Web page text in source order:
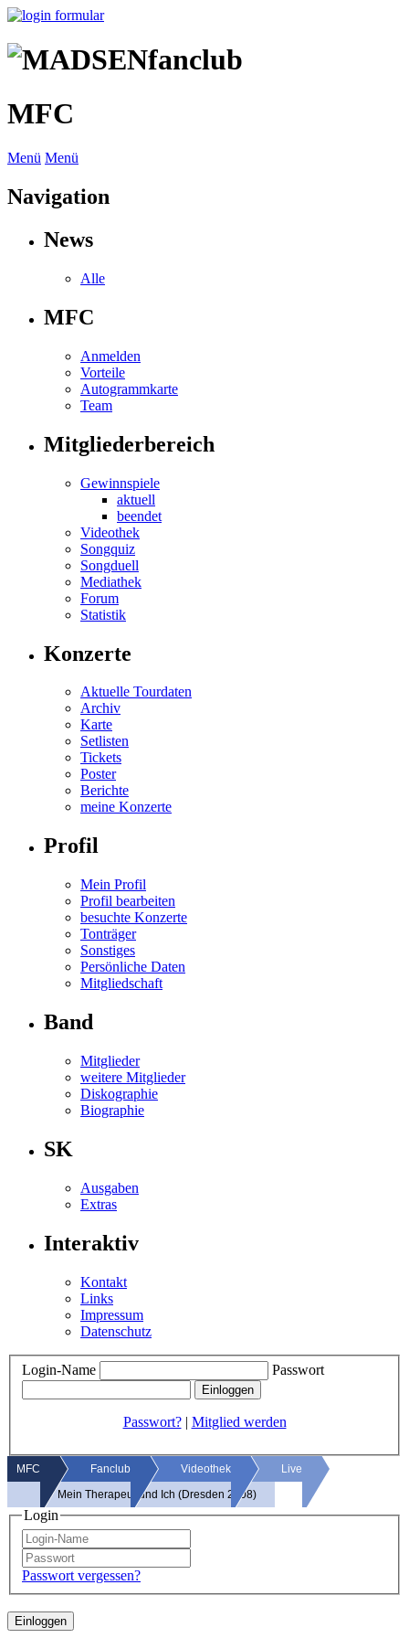
MFC
Menü Menü
Navigation
News
Alle
MFC
Anmelden
Vorteile
Autogrammkarte
Team
Mitgliederbereich
Gewinnspiele
aktuell
beendet
Videothek
Songquiz
Songduell
Mediathek
Forum
Statistik
Konzerte
Aktuelle Tourdaten
Archiv
Karte
Setlisten
Tickets
Poster
Berichte
meine Konzerte
Profil
Mein Profil
Profil bearbeiten
besuchte Konzerte
Tonträger
Sonstiges
Persönliche Daten
Mitgliedschaft
Band
Mitglieder
weitere Mitglieder
Diskographie
Biographie
SK
Ausgaben
Extras
Interaktiv
Kontakt
Links
Impressum
Datenschutz
Login-Name Passwort
Passwort?| Mitglied werden
MFC Fanclub Videothek
Live
Mein Therapeut und Ich (Dresden 2008)
Login
Passwort vergessen?